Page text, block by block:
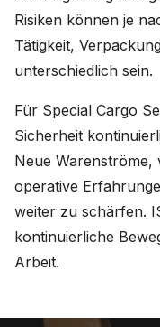
Risiken können je
Tätigkeit,
unterschiedlich sein.
Für Special Cargo
Sicherheit
Neue
operative
weiter zu schärfen.
kontinuierliche
Arbeit.